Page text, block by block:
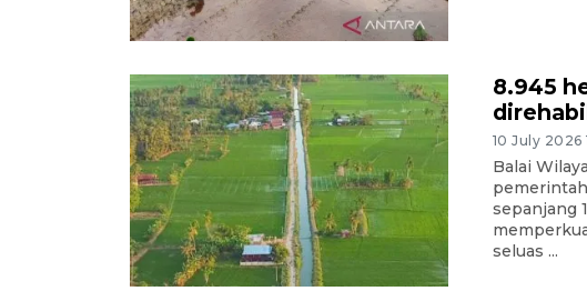
8.945
10 July 2026
Balai
sepanjang
seluas ...